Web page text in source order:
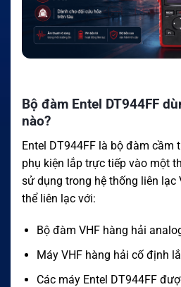
Bộ đàm Entel DT944FF
nào?
Entel DT944FF là bộ đàm cầm
phụ kiện lắp trực tiếp vào một
sử dụng trong hệ thống liên lạc
thể liên lạc với:
Bộ đàm VHF hàng hải
Máy VHF hàng hải cố định
Các máy Entel DT944FF